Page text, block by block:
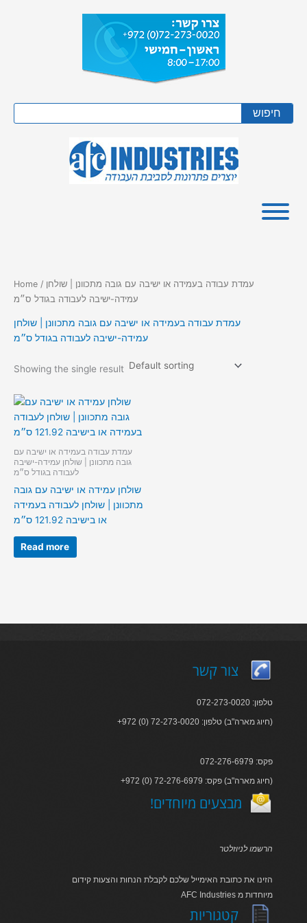
חיפוש
Home / עמדת עבודה בעמידה או ישיבה עם גובה מתכוונן | שולחן
עמידה-ישיבה לעבודה בגודל ס״מ
עמדת עבודה בעמידה או ישיבה עם גובה מתכוונן | שולחן
עמידה-ישיבה לעבודה בגודל ס״מ
Showing the single result
עמדת עבודה בעמידה או ישיבה עם
גובה מתכוונן | שולחן עמידה-ישיבה
לעבודה בגודל ס״מ
שולחן עמידה או ישיבה עם גובה
מתכוונן | שולחן לעבודה בעמידה
או בישיבה 121.92 ס״מ
Read more
צור קשר
טלפון: 072-273-0020
+972 (0) 72-273-0020 :חיוג מארה"ב) טלפון)
פקס: 072-276-6979
+972 (0) 72-276-6979 :חיוג מארה"ב) פקס)
!מבצעים מיוחדים
הרשמו לניוזלטר
הזינו את כתובת האימייל שלכם לקבלת הנחות והצעות קידום
AFC Industries מיוחדות מ
קטגוריות